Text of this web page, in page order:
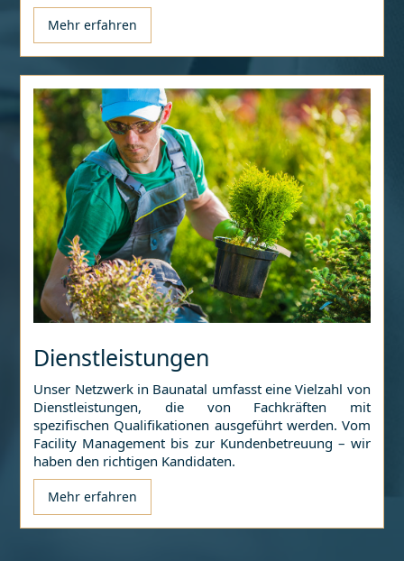
Mehr erfahren
Dienstleistungen
Unser Netzwerk in Baunatal umfasst eine Vielzahl von
Dienstleistungen, die von Fachkräften mit
spezifischen Qualifikationen ausgeführt werden. Vom
Facility Management bis zur Kundenbetreuung – wir
haben den richtigen Kandidaten.
Mehr erfahren